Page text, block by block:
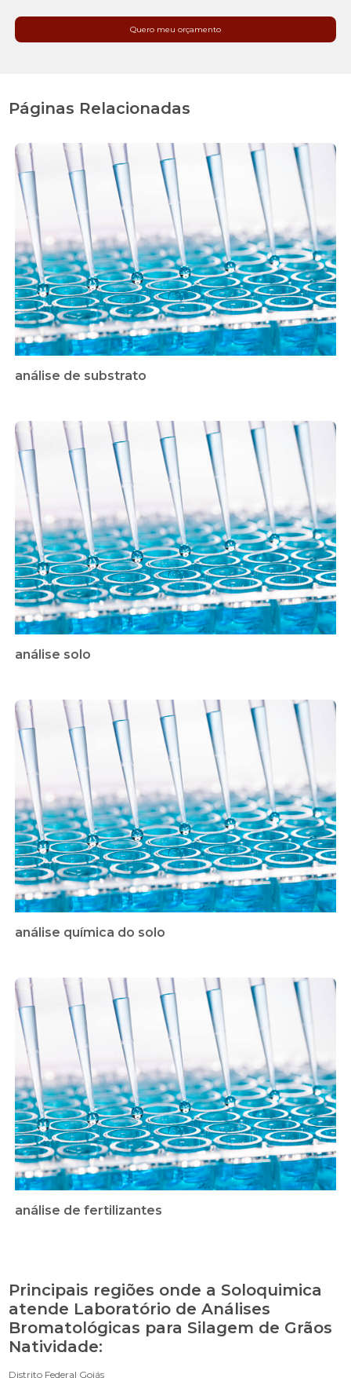
Quero meu orçamento
Páginas Relacionadas
análise de substrato
análise solo
análise química do solo
análise de fertilizantes
Principais regiões onde a Soloquimica
atende Laboratório de Análises
Bromatológicas para Silagem de Grãos
Natividade:
Distrito Federal Goiás